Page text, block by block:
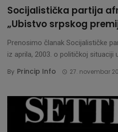
Socijalistička partija
„Ubistvo srpskog
Prenosimo članak Socijalističke
iz aprila, 2003. o političkoj situaciji
By Princip Info 27. novembar